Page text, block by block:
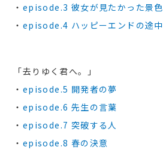
・ episode.3 彼女が見たかった景色
・ episode.4 ハッピーエンドの途中
「去りゆく君へ。」
・ episode.5 開発者の夢
・ episode.6 先生の言葉
・ episode.7 突破する人
・ episode.8 春の決意